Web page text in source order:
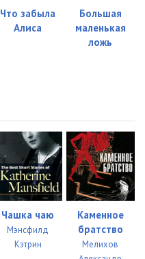
08:18
09:39
03:57
17:49
12:46
Что забыла
Алиса
Большая
маленькая
ложь
Чашка чаю
Мэнсфилд
Кэтрин
Каменное
братство
Мелихов